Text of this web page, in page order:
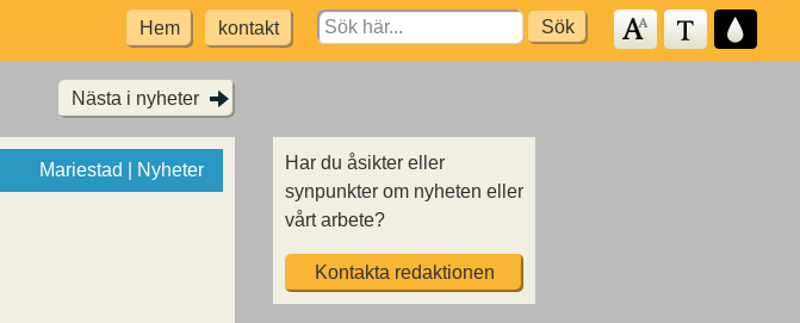
Hem kontakt
Search
for:
Nästa i nyheter
Mariestad | Nyheter
Har du åsikter eller
synpunkter om nyheten eller
vårt arbete?
Kontakta redaktionen